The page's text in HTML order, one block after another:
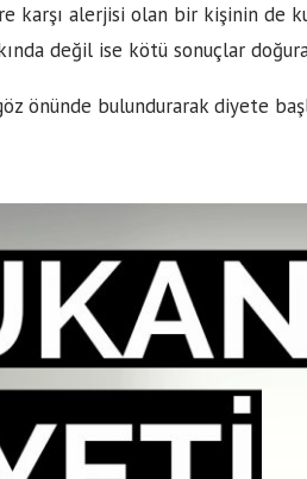
karşı alerjisi olan bir kişinin de
değil ise kötü sonuçlar
önünde bulundurarak diyete